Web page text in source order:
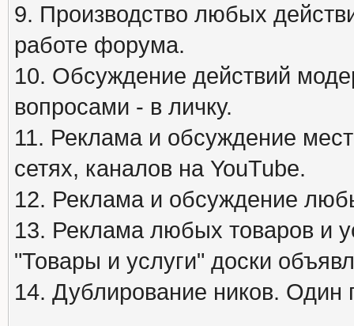
9. Производство любых
работе форума.
10. Обсуждение действий
вопросами - в личку.
11. Реклама и обсуждение
сетях, каналов на YouTube.
12. Реклама и обсуждение
13. Реклама любых товаров и
"Товары и услуги" доски
14. Дублирование ников. Один